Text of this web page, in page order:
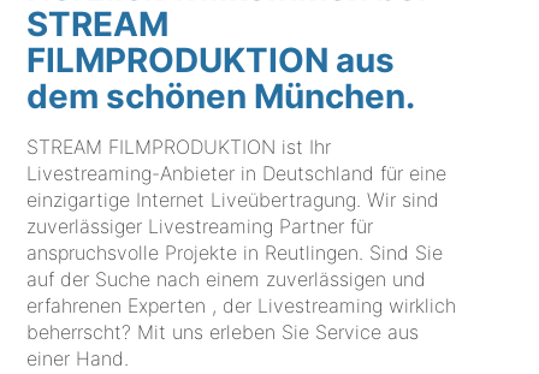
STREAM
FILMPRODUKTION aus
dem schönen München.
STREAM FILMPRODUKTION ist Ihr
Livestreaming-Anbieter in Deutschland für eine
einzigartige Internet Liveübertragung. Wir sind
zuverlässiger Livestreaming Partner für
anspruchsvolle Projekte in Reutlingen. Sind Sie
auf der Suche nach einem zuverlässigen und
erfahrenen Experten , der Livestreaming wirklich
beherrscht? Mit uns erleben Sie Service aus
einer Hand.